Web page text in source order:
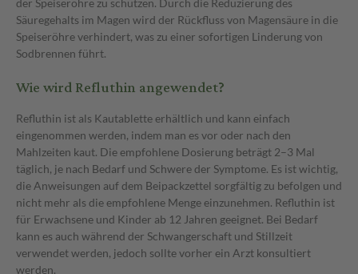
Säuregehalts im Magen wird der Rückfluss von Magensäure in die
Speiseröhre verhindert, was zu einer sofortigen Linderung von
Sodbrennen führt.
Wie wird Refluthin angewendet?
Refluthin ist als Kautablette erhältlich und kann einfach
eingenommen werden, indem man es vor oder nach den
Mahlzeiten kaut. Die empfohlene Dosierung beträgt 2–3 Mal
täglich, je nach Bedarf und Schwere der Symptome. Es ist wichtig,
die Anweisungen auf dem Beipackzettel sorgfältig zu befolgen und
nicht mehr als die empfohlene Menge einzunehmen. Refluthin ist
für Erwachsene und Kinder ab 12 Jahren geeignet. Bei Bedarf
kann es auch während der Schwangerschaft und Stillzeit
verwendet werden, jedoch sollte vorher ein Arzt konsultiert
werden.